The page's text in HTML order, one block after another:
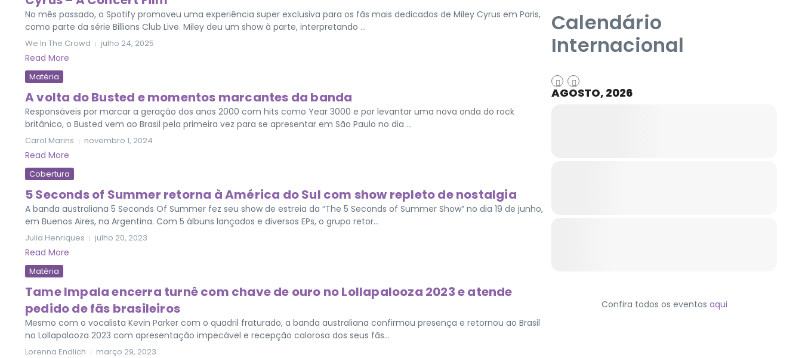
No mês passado, o Spotify promoveu uma experiência super exclusiva para os fãs mais dedicados de Miley Cyrus em Paris,
como parte da série Billions Club Live. Miley deu um show à parte, interpretando ...
We In The Crowd julho 24, 2025
Read More
Matéria
A volta do Busted e momentos marcantes da banda
Responsáveis por marcar a geração dos anos 2000 com hits como Year 3000 e por levantar uma nova onda do rock
britânico, o Busted vem ao Brasil pela primeira vez para se apresentar em São Paulo no dia ...
Carol Marins novembro 1, 2024
Read More
Cobertura
5 Seconds of Summer retorna à América do Sul com show repleto de nostalgia
A banda australiana 5 Seconds Of Summer fez seu show de estreia da “The 5 Seconds of Summer Show” no dia 19 de junho,
em Buenos Aires, na Argentina. Com 5 álbuns lançados e diversos EPs, o grupo retor...
Julia Henriques julho 20, 2023
Read More
Matéria
Tame Impala encerra turnê com chave de ouro no Lollapalooza 2023 e atende
pedido de fãs brasileiros
Mesmo com o vocalista Kevin Parker com o quadril fraturado, a banda australiana confirmou presença e retornou ao Brasil
no Lollapalooza 2023 com apresentação impecável e recepção calorosa dos seus fãs...
Lorenna Endlich março 29, 2023
Calendário
Internacional
AGOSTO, 2026
Confira todos os eventos aqui